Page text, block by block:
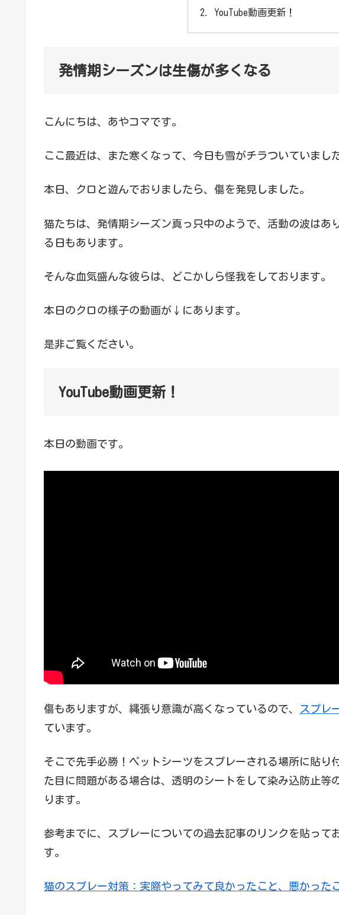
YouTube動画更新！
発情期シーズンは生傷が多くなる
こんにちは、あやコマです。
ここ最近は、また寒くなって、今日も雪がチラついていまし
本日、クロと遊んでおりましたら、傷を発見しました。
猫たちは、発情期シーズン真っ只中のようで、活動の波はあ
る日もあります。
そんな血気盛んな彼らは、どこかしら怪我をしております。
本日のクロの様子の動画が↓にあります。
是非ご覧ください。
YouTube動画更新！
本日の動画です。
傷もありますが、縄張り意識が高くなっているので、 スプレ
ています。
そこで先手必勝！ペットシーツをスプレーされる場所に貼り
た目に問題がある場合は、透明のシートをして染み込防止等
ります。
参考までに、スプレーについての過去記事のリンクを貼って
す。
猫のスプレー対策：実際やってみて良かったこと、悪かった